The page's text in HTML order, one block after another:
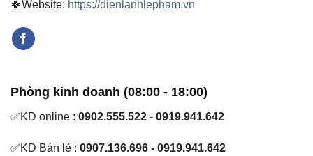
🍀Website: https://dienlanhlepham.vn
Phòng kinh doanh (08:00 - 18:00)
✅KD online : 0902.555.522 - 0919.941.642
✅KD Bán lẻ : 0907.136.696 - 0919.941.642